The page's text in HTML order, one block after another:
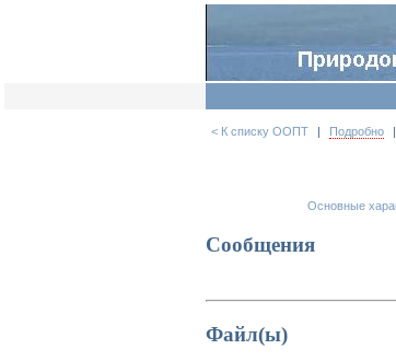
< К списку ООПТ | Подробно |
Основные
Сообщения
Файл(ы)